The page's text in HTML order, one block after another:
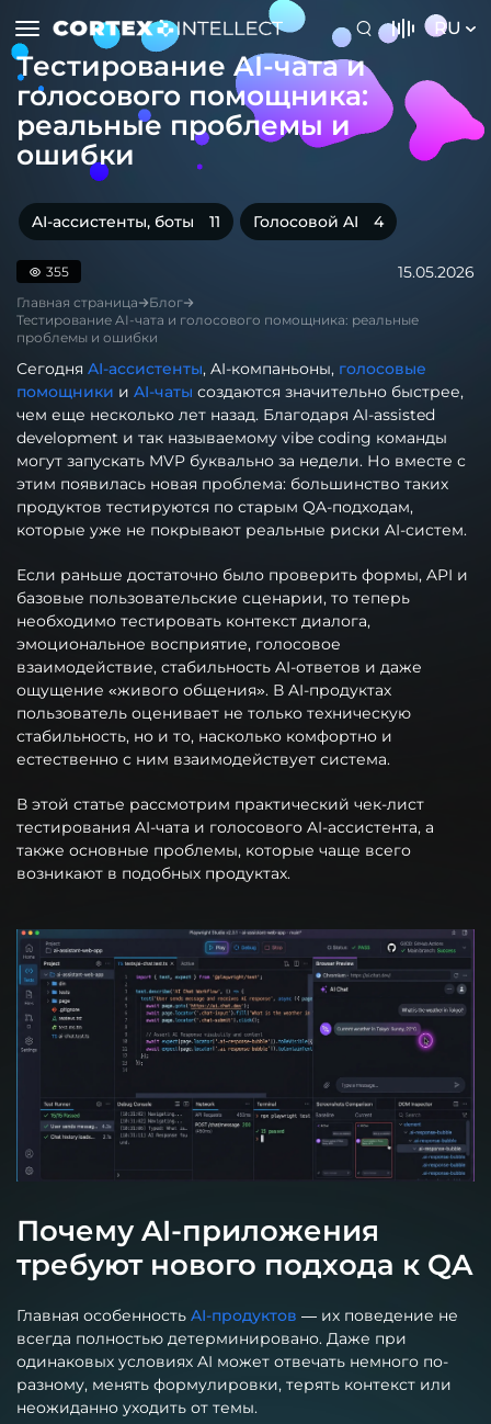
RU
Тестирование AI-чата и
голосового помощника:
реальные проблемы и
ошибки
355 15.05.2026
Главная страница
Блог
Тестирование AI-чата и голосового помощника: реальные
проблемы и ошибки
Сегодня AI-ассистенты, AI-компаньоны, голосовые
помощники и AI-чаты создаются значительно быстрее,
чем еще несколько лет назад. Благодаря AI-assisted
development и так называемому vibe coding команды
могут запускать MVP буквально за недели. Но вместе с
этим появилась новая проблема: большинство таких
продуктов тестируются по старым QA-подходам,
которые уже не покрывают реальные риски AI-систем.
Если раньше достаточно было проверить формы, API и
базовые пользовательские сценарии, то теперь
необходимо тестировать контекст диалога,
эмоциональное восприятие, голосовое
взаимодействие, стабильность AI-ответов и даже
ощущение «живого общения». В AI-продуктах
пользователь оценивает не только техническую
стабильность, но и то, насколько комфортно и
естественно с ним взаимодействует система.
В этой статье рассмотрим практический чек-лист
тестирования AI-чата и голосового AI-ассистента, а
также основные проблемы, которые чаще всего
возникают в подобных продуктах.
AI-ассистенты, боты 11 Голосовой AI 4
Почему AI-приложения
требуют нового подхода к QA
Главная особенность AI-продуктов — их поведение не
всегда полностью детерминировано. Даже при
одинаковых условиях AI может отвечать немного по-
разному, менять формулировки, терять контекст или
неожиданно уходить от темы.